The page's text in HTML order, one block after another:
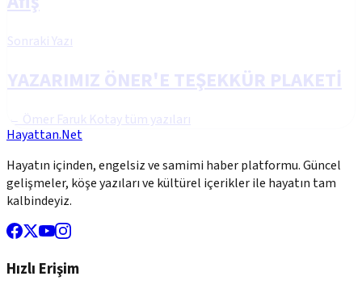
Sonraki Yazı
YAZARIMIZ ÖNER'E TEŞEKKÜR PLAKETİ
← Ömer Faruk Kotaytüm yazıları
Hayattan.Net
Hayatın içinden, engelsiz ve samimi haber platformu. Güncel
gelişmeler, köşe yazıları ve kültürel içerikler ile hayatın tam
kalbindeyiz.
Hızlı Erişim